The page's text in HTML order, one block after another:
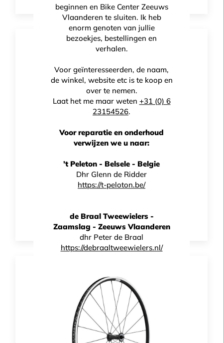
beginnen en Bike Center Zeeuws
Vlaanderen te sluiten. Ik heb
enorm genoten van jullie
bezoekjes, bestellingen en
verhalen.
Voor geïnteresseerden, de naam,
de winkel, website etc is te koop en
over te nemen.
Laat het me maar weten +31 (0) 6
23154526.
Voor reparatie en onderhoud
verwijzen we u naar:
’t Peleton - Belsele - Belgie
Dhr Glenn de Ridder
https://t-peloton.be/
de Braal Tweewielers -
Zaamslag - Zeeuws Vlaanderen
dhr Peter de Braal
https://debraaltweewielers.nl/
Stealth Wheels Alu 28-32mm Road Gravel CX
€ 549,00